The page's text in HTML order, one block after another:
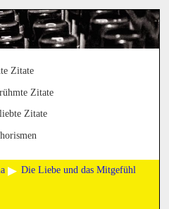
Zitate
Zitate
Zitate
Die Liebe und das Mitgefühl